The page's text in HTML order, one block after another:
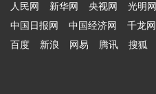
人民网 新华网 央视网 光明网
中国日报网
中国经济网 千龙网
百度
新浪 网易 腾讯 搜狐